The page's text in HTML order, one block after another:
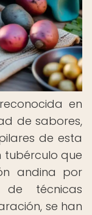
en
de sabores,
de esta
tubérculo que
andina por
técnicas
se han